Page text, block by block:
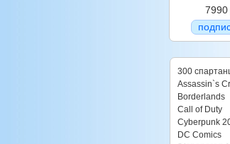
7990
300
Assassin`s
Borderlands
Call of Duty
Cyberpunk
DC Comics